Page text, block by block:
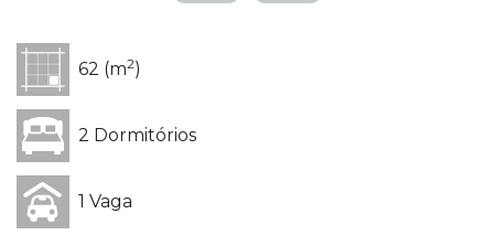
62 (m2)
2 Dormitórios
1 Vaga